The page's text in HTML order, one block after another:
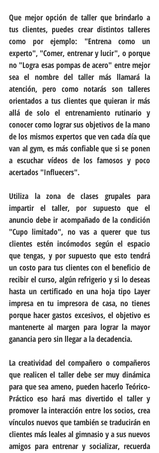
Que mejor opción de taller que brindarlo a
tus clientes, puedes crear distintos talleres
como por ejemplo: "Entrena como un
experto", "Comer, entrenar y lucir", o porque
no "Logra esas pompas de acero" entre mejor
sea el nombre del taller más llamará la
atención, pero como notarás son talleres
orientados a tus clientes que quieran ir más
allá de solo el entrenamiento rutinario y
conocer como lograr sus objetivos de la mano
de los mismos expertos que ven cada día que
van al gym, es más confiable que si se ponen
a escuchar vídeos de los famosos y poco
acertados "Influecers".
Utiliza la zona de clases grupales para
impartir el taller, por supuesto que el
anuncio debe ir acompañado de la condición
"Cupo limitado", no vas a querer que tus
clientes estén incómodos según el espacio
que tengas, y por supuesto que esto tendrá
un costo para tus clientes con el beneficio de
recibir el curso, algún refrigerio y si lo deseas
hasta un certificado en una hoja tipo Layer
impresa en tu impresora de casa, no tienes
porque hacer gastos excesivos, el objetivo es
mantenerte al margen para lograr la mayor
ganancia pero sin llegar a la decadencia.
La creatividad del compañero o compañeros
que realicen el taller debe ser muy dinámica
para que sea ameno, pueden hacerlo Teórico-
Práctico eso hará mas divertido el taller y
promover la interacción entre los socios, crea
vínculos nuevos que también se traducirán en
clientes más leales al gimnasio y a sus nuevos
amigos para entrenar y socializar, recuerda